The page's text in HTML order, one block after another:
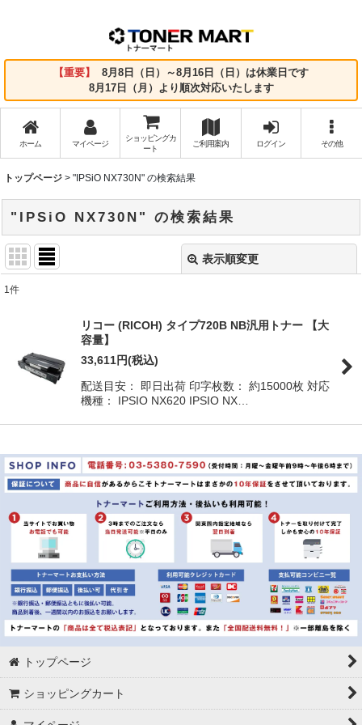
【重要】
8月8日（日）～8月16日（日）は休業日です
8月17日（月）より順次対応いたします
ホーム マイページ
ショッピングカ
ート
ご利用案内 ログイン その他
トップページ > "IPSiO NX730N" の検索結果
"IPSiO NX730N" の検索結果
表示順変更
:
1件
リコー (RICOH) タイプ720B NB汎用トナー 【大
容量】
33,611円(税込)
配送目安： 即日出荷 印字枚数： 約15000枚 対応
機種： IPSIO NX620 IPSIO NX…
トップページ
ショッピングカート